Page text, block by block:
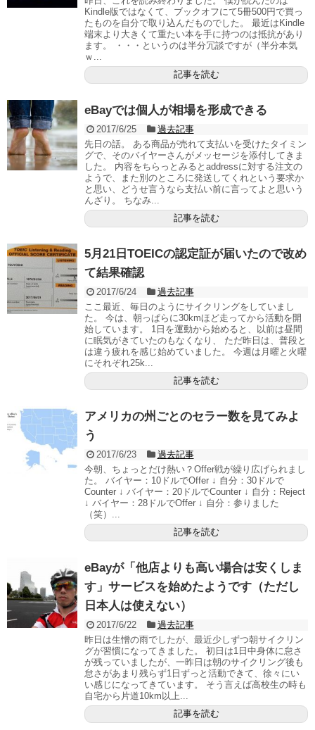
Kindle版ではなくて、ブックオフにて5冊500円で買っ
たものを自分で取り込んだものでした。 最近はKindle
端末より大きくて重たい本を手に持つのは抵抗があり
ます。 ・・・というのは半分冗談ですが（半分本気
ｗ...
記事を読む
eBayでは個人が相場を形成できる
2017/6/25
過去記事
先日の話。 ある商品が売れて支払いを受けたタイミン
グで、そのバイヤーさんがメッセージを添付してきま
した。 内容をちらっとみるとaddressに対する注文の
ようで、また別のところに発送してくれという要求か
と思い、どうせ言うなら支払い前に言ってよと思いう
んざり。 ちなみ...
記事を読む
5月21日TOEICの認定証が届いたので改め
て結果確認
2017/6/24
過去記事
ここ最近、毎日のようにサイクリングをしていまし
た。 今は、朝っぱらに30kmほど走ってから活動を開
始しています。 1日を運動から始めると、以前は昼間
に眠気がきていたのもなくなり、 ただ昨日は、普段と
は違う疲れを感じ始めていました。 今週は月曜と火曜
にそれぞれ25k...
記事を読む
アメリカの州ごとのセラー数を見てみよ
う
2017/6/23
過去記事
今朝、ちょっとだけ熱い？Offer戦が繰り広げられまし
た。 バイヤー：10ドルでOffer ↓ 自分：30ドルで
Counter ↓ バイヤー：20ドルでCounter ↓ 自分：Reject
↓ バイヤー：28ドルでOffer ↓ 自分：参りました
（笑）...
記事を読む
eBayが「他店よりも高い場合は安くしま
す」サービスを始めたようです（ただし
日本人は使えない）
2017/6/22
過去記事
昨日は生憎の雨でしたが、最近少しずつ朝サイクリン
グが習慣になってきました。 初日は1日中身体に怠さ
が残っていましたが、一昨日は朝のサイクリング後も
怠さがあまり残らず1日ずっと活動できて、徐々にい
い感じになってきています。 そう言えば高校生の時も
自宅から片道10km以上...
記事を読む